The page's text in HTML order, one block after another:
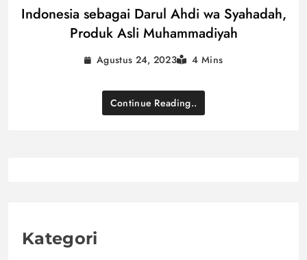
Indonesia sebagai Darul Ahdi wa Syahadah,
Produk Asli Muhammadiyah
Agustus 24, 2023 4 Mins
Continue Reading..
Kategori